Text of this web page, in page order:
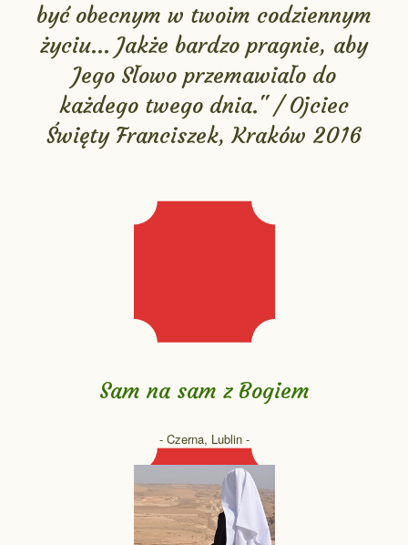
być obecnym w twoim codziennym
życiu... Jakże bardzo pragnie, aby
Jego Słowo przemawiało do
każdego twego dnia." / Ojciec
Święty Franciszek, Kraków 2016
Sam na sam z Bogiem
- Czerna, Lublin -